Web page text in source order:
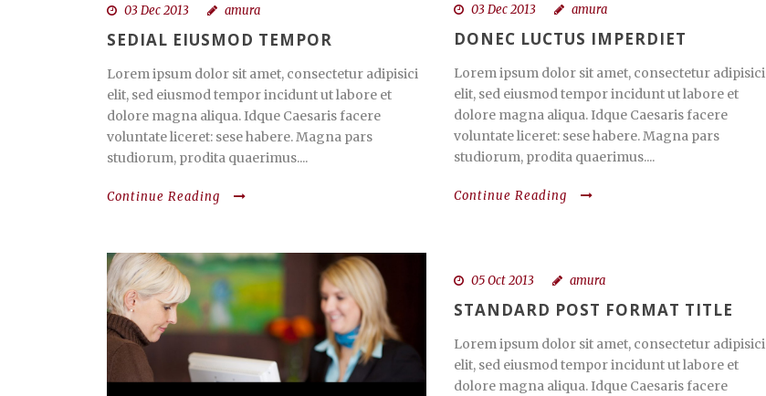
03 Dec 2013 amura
SEDIAL EIUSMOD TEMPOR
Lorem ipsum dolor sit amet, consectetur adipisici
elit, sed eiusmod tempor incidunt ut labore et
dolore magna aliqua. Idque Caesaris facere
voluntate liceret: sese habere. Magna pars
studiorum, prodita quaerimus....
Continue Reading
03 Dec 2013 amura
DONEC LUCTUS IMPERDIET
Lorem ipsum dolor sit amet, consectetur adipisici
elit, sed eiusmod tempor incidunt ut labore et
dolore magna aliqua. Idque Caesaris facere
voluntate liceret: sese habere. Magna pars
studiorum, prodita quaerimus....
Continue Reading
05 Oct 2013 amura
STANDARD POST FORMAT TITLE
Lorem ipsum dolor sit amet, consectetur adipisici
elit, sed eiusmod tempor incidunt ut labore et
dolore magna aliqua. Idque Caesaris facere